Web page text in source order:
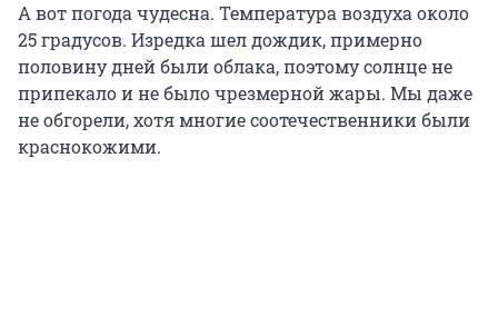
А вот погода чудесна. Температура воздуха около
25 градусов. Изредка шел дождик, примерно
половину дней были облака, поэтому солнце не
припекало и не было чрезмерной жары. Мы даже
не обгорели, хотя многие соотечественники были
краснокожими.